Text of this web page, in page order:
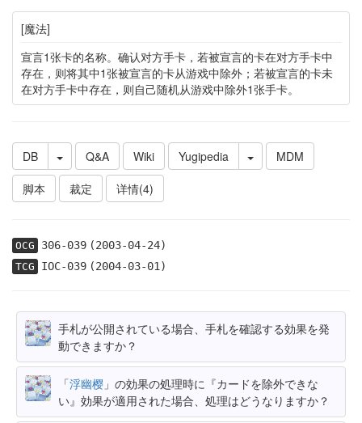
[魔法]
宣言1张卡的名称。确认对方手卡，若被宣言的卡在对方手卡中
存在，则将其中1张被宣言的卡从游戏中除外；若被宣言的卡未
在对方手卡中存在，则自己随机从游戏中除外1张手卡。
DB Q&A Wiki Yugipedia
MDM
脚本
裁定 详情(4)
OCG 306-039(2003-04-24)
TCG IOC-039(2004-03-01)
手札が公開されている場合、手札を確認する効果を発
動できますか？
「浮幽樱 」の効果の処理時に『カードを除外できな
い』効果が適用された場合、処理はどうなりますか？